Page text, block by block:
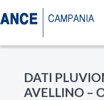
al
contenuto
DATI
AVELLINO –